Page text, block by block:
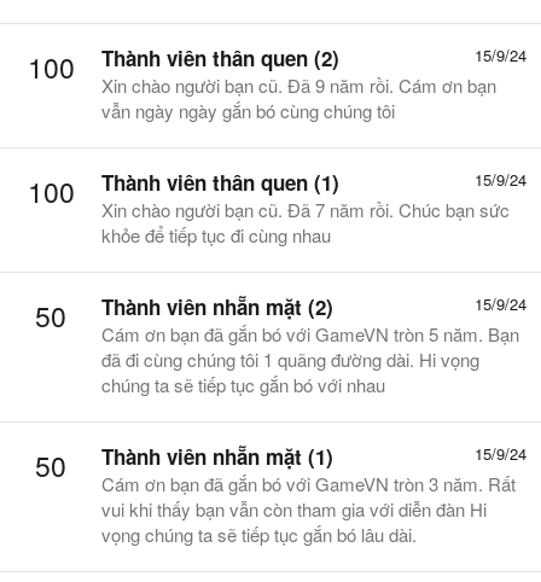
100 15/9/24
Thành viên thân quen (2)
Xin chào người bạn cũ. Đã 9 năm rồi. Cám ơn bạn
vẫn ngày ngày gắn bó cùng chúng tôi
100 15/9/24
Thành viên thân quen (1)
Xin chào người bạn cũ. Đã 7 năm rồi. Chúc bạn sức
khỏe để tiếp tục đi cùng nhau
50 15/9/24
Thành viên nhẵn mặt (2)
Cám ơn bạn đã gắn bó với GameVN tròn 5 năm. Bạn
đã đi cùng chúng tôi 1 quãng đường dài. Hi vọng
chúng ta sẽ tiếp tục gắn bó với nhau
50 15/9/24
Thành viên nhẵn mặt (1)
Cám ơn bạn đã gắn bó với GameVN tròn 3 năm. Rất
vui khi thấy bạn vẫn còn tham gia với diễn đàn Hi
vọng chúng ta sẽ tiếp tục gắn bó lâu dài.